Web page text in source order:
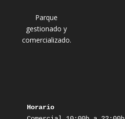
Parque
gestionado y
comercializado.
Horario